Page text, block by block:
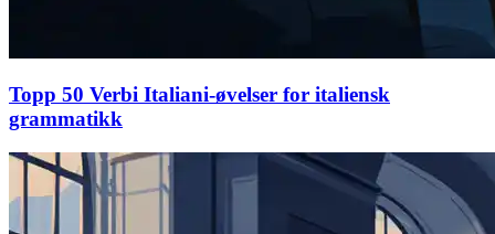
Topp 50 Verbi Italiani-øvelser for italiensk
grammatikk